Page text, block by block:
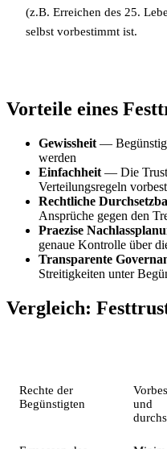
(z.B. Erreichen des 25.
selbst vorbestimmt ist.
Vorteile eines
Gewissheit —
werden
Einfachheit — Die
Verteilungsregeln
Rechtliche
Ansprüche gegen den
Praezise
genaue Kontrolle über
Transparente
Streitigkeiten unter
Vergleich:
Rechte der
Begünstigten
und